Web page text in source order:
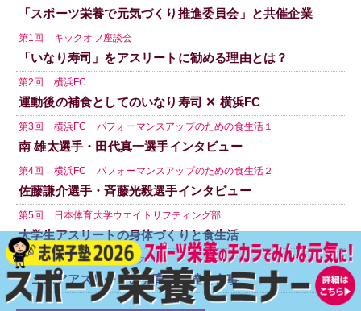
「スポーツ栄養で元気づくり推進委員会」と共催企業
第1回 キックオフ座談会
「いなり寿司」をアスリートに勧める理由とは？
第2回 横浜FC
運動後の補食としてのいなり寿司 ✕ 横浜FC
第3回 横浜FC パフォーマンスアップのための食生活１
南 雄太選手・田代真一選手インタビュー
第4回 横浜FC パフォーマンスアップのための食生活２
佐藤謙介選手・斉藤光毅選手インタビュー
第5回 日本体育大学ウエイトリフティング部
大学生アスリートの身体づくりと食生活
第6回 横浜FCサッカースクール
ジュニアアスリートの発育・発達と食事